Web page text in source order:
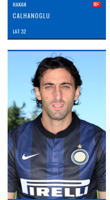
HAKAN
CALHANOGLU
LAT: 32